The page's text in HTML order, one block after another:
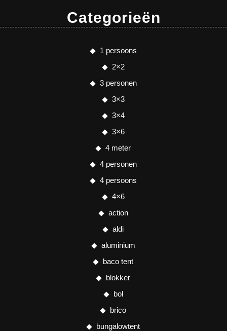
Categorieën
1 persoons
2×2
3 personen
3×3
3×4
3×6
4 meter
4 personen
4 persoons
4×6
action
aldi
aluminium
baco tent
blokker
bol
brico
bungalowtent